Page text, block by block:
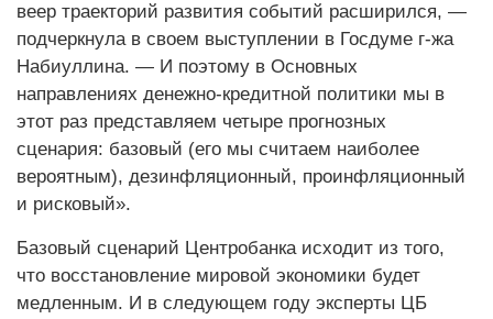
веер траекторий развития событий расширился, —
подчеркнула в своем выступлении в Госдуме г-жа
Набиуллина. — И поэтому в Основных
направлениях денежно-кредитной политики мы в
этот раз представляем четыре прогнозных
сценария: базовый (его мы считаем наиболее
вероятным), дезинфляционный, проинфляционный
и рисковый».
Базовый сценарий Центробанка исходит из того,
что восстановление мировой экономики будет
медленным. И в следующем году эксперты ЦБ